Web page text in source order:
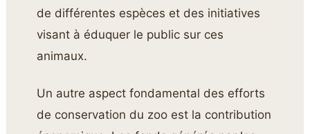
de différentes espèces et des initiatives
visant à éduquer le public sur ces
animaux.
Un autre aspect fondamental des efforts
de conservation du zoo est la contribution